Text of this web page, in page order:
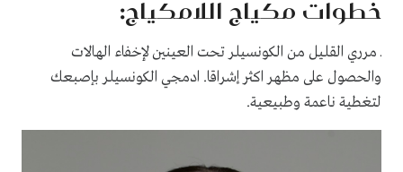
خطوات مكياج اللامكياج:
ـ مرري القليل من الكونسيلر تحت العينين لإخفاء الهالات
والحصول على مظهر اكثر إشراقا. ادمجي الكونسيلر بإصبعك
لتغطية ناعمة وطبيعية.